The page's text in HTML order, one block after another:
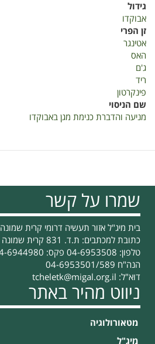
גידול
אבוקדו
זן הפרי
אטינגר
האס
ג'ם
ריד
פינקרטון
שם הניסוי
מניעה והדברת כנימת מגן באבוקדו
שמרו על קשר
בית מיג"ל אזור תעשיה דרומי קרית שמונה
כתובת למכתבים: ת.ד. 831 קרית שמונה 11016
טלפון: 04-6953508 פקס: 04-6944980
הנה"ח 04-6953501/589
דוא"ל: tcheletk@migal.org.il
ניווט מהיר באתר
מטאורולוגיה
מיג"ל